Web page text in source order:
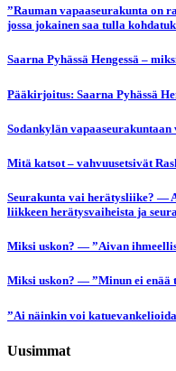
”Rauman vapaaseurakunta on
jossa jokainen saa tulla
Saarna Pyhässä Hengessä –
Pääkirjoitus: Saarna Pyhässä
Sodankylän
Mitä katsot – vahvuusetsivät
Seurakunta vai herätysliike? —
liikkeen herätysvaiheista ja
Miksi uskon? — ”Aivan
Miksi uskon? — ”Minun ei enää
”Ai näinkin voi
Uusimmat